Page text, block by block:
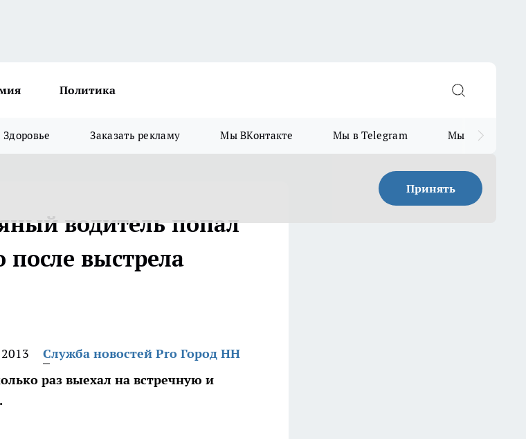
Политика
Здоровье Заказать рекламу Мы ВКонтакте Мы в Telegram Мы в MAX
Принять
водитель попал
после выстрела
Служба новостей Pro Город НН
раз выехал на встречную и